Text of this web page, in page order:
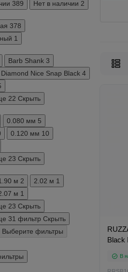
389 Нет в наличии 2
378
1
Barb Shank 3
Diamond Nice Snap Black 4
22 Скрыть
0.080 мм 5
0.120 мм 10
23 Скрыть
м 2 2.02 м 1
м 1
23 Скрыть
31 фильтр Скрыть
Выберите фильтры
В